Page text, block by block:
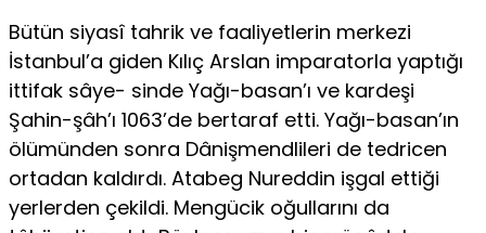
Bütün siyasî tahrik ve faaliyetlerin merkezi
İstanbul’a giden Kılıç Arslan imparatorla yaptığı
ittifak sâye- sinde Yağı-basan’ı ve kardeşi
Şahin-şâh’ı 1063’de bertaraf etti. Yağı-basan’ın
ölümünden sonra Dânişmendlileri de tedricen
ortadan kaldırdı. Atabeg Nureddin işgal ettiği
yerlerden çekildi. Mengücik oğullarını da